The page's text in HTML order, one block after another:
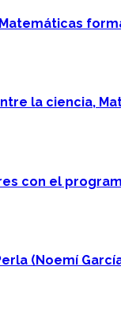
la ciencia,
con el
(Noemí